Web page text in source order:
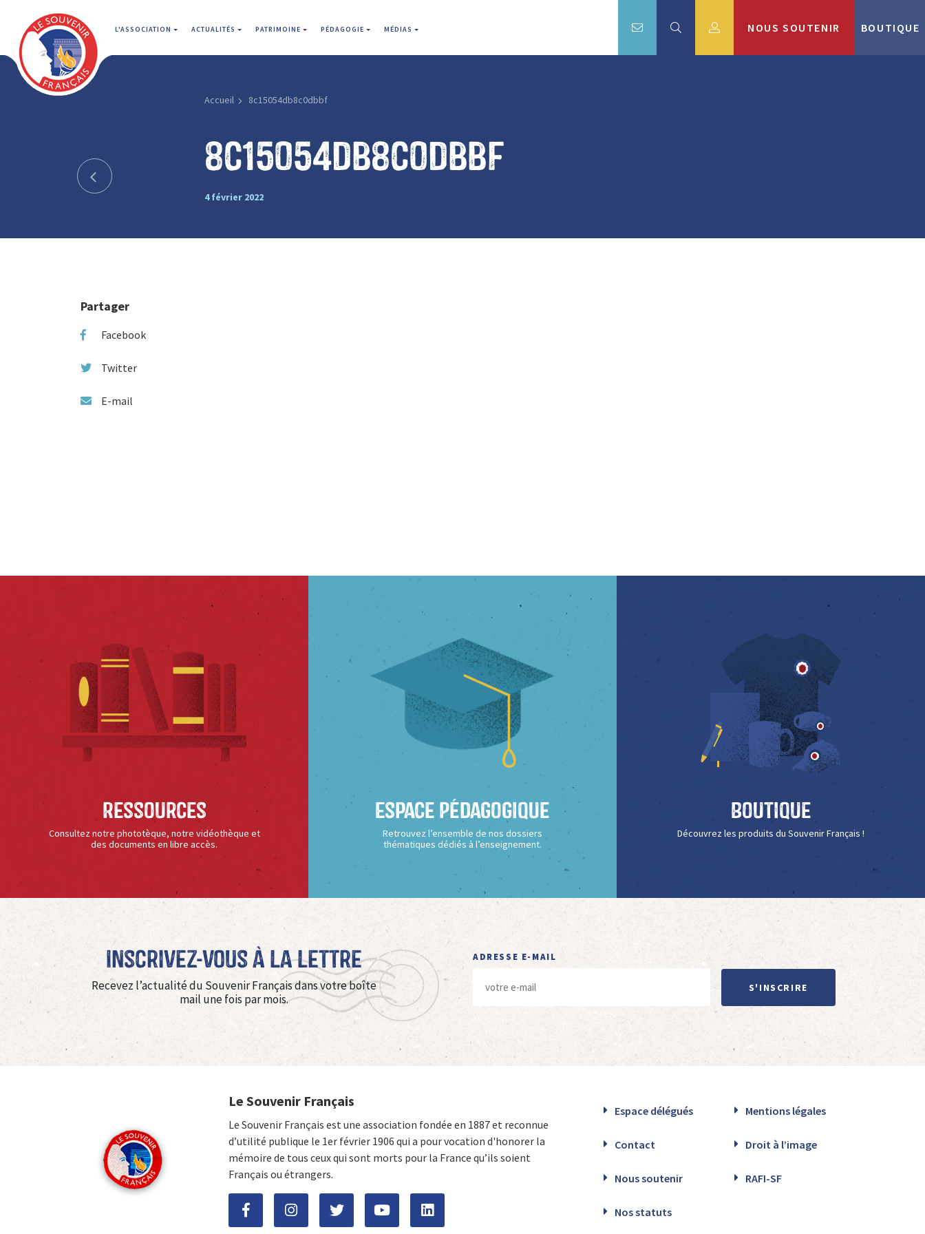
L'ASSOCIATION ACTUALITÉS PATRIMOINE PÉDAGOGIE MÉDIAS NOUS SOUTENIR BOUTIQUE
Accueil 8c15054db8c0dbbf
8c15054db8c0dbbf
4 février 2022
Partager
Facebook
Twitter
E-mail
Ressources
Consultez notre phototèque, notre vidéothèque et
des documents en libre accès.
Espace Pédagogique
Retrouvez l’ensemble de nos dossiers
thématiques dédiés à l’enseignement.
Boutique
Découvrez les produits du Souvenir Français !
Inscrivez-vous à La Lettre
Recevez l’actualité du Souvenir Français dans votre boîte
mail une fois par mois.
ADRESSE E-MAIL
S'INSCRIRE
Le Souvenir Français
Le Souvenir Français est une association fondée en 1887 et reconnue
d’utilité publique le 1er février 1906 qui a pour vocation d'honorer la
mémoire de tous ceux qui sont morts pour la France qu’ils soient
Français ou étrangers.
Espace délégués Mentions légales
Contact Droit à l’image
Nous soutenir RAFI-SF
Nos statuts